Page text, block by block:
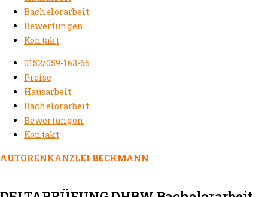
Bachelorarbeit
Bewertungen
Kontakt
0152/059-163-65
Preise
Hausarbeit
Bachelorarbeit
Bewertungen
Kontakt
AUTORENKANZLEI BECKMANN